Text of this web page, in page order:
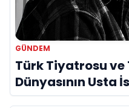
GÜNDEM
Türk Tiyatrosu ve
Dünyasının Usta
Hayatını Kaybetti